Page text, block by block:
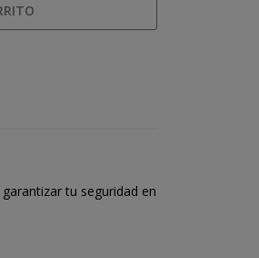
tu seguridad en